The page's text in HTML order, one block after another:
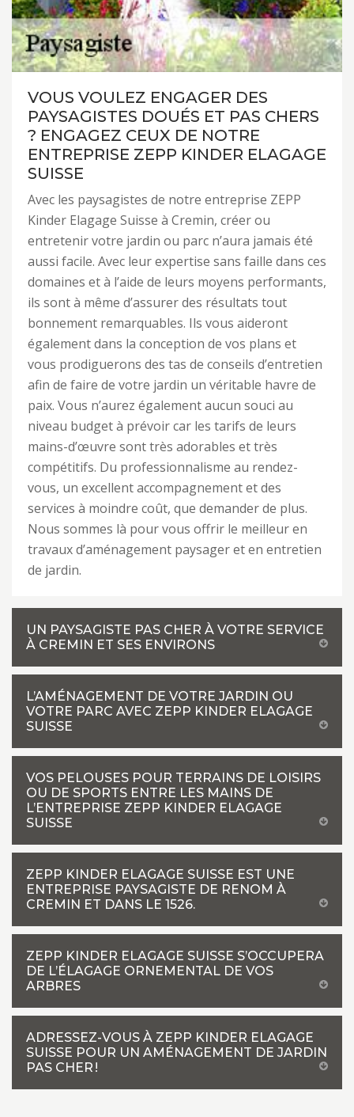
VOUS VOULEZ ENGAGER DES
PAYSAGISTES DOUÉS ET PAS CHERS
? ENGAGEZ CEUX DE NOTRE
ENTREPRISE ZEPP KINDER ELAGAGE
SUISSE
Avec les paysagistes de notre entreprise ZEPP
Kinder Elagage Suisse à Cremin, créer ou
entretenir votre jardin ou parc n’aura jamais été
aussi facile. Avec leur expertise sans faille dans ces
domaines et à l’aide de leurs moyens performants,
ils sont à même d’assurer des résultats tout
bonnement remarquables. Ils vous aideront
également dans la conception de vos plans et
vous prodiguerons des tas de conseils d’entretien
afin de faire de votre jardin un véritable havre de
paix. Vous n’aurez également aucun souci au
niveau budget à prévoir car les tarifs de leurs
mains-d’œuvre sont très adorables et très
compétitifs. Du professionnalisme au rendez-
vous, un excellent accompagnement et des
services à moindre coût, que demander de plus.
Nous sommes là pour vous offrir le meilleur en
travaux d’aménagement paysager et en entretien
de jardin.
UN PAYSAGISTE PAS CHER À VOTRE SERVICE
À CREMIN ET SES ENVIRONS
L’AMÉNAGEMENT DE VOTRE JARDIN OU
VOTRE PARC AVEC ZEPP KINDER ELAGAGE
SUISSE
VOS PELOUSES POUR TERRAINS DE LOISIRS
OU DE SPORTS ENTRE LES MAINS DE
L’ENTREPRISE ZEPP KINDER ELAGAGE
SUISSE
ZEPP KINDER ELAGAGE SUISSE EST UNE
ENTREPRISE PAYSAGISTE DE RENOM À
CREMIN ET DANS LE 1526.
ZEPP KINDER ELAGAGE SUISSE S’OCCUPERA
DE L’ÉLAGAGE ORNEMENTAL DE VOS
ARBRES
ADRESSEZ-VOUS À ZEPP KINDER ELAGAGE
SUISSE POUR UN AMÉNAGEMENT DE JARDIN
PAS CHER !